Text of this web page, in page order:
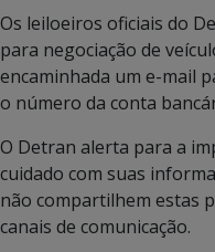
Os leiloeiros oficiais do
para negociação de
encaminhada um e-mail
o número da conta
O Detran alerta para a
cuidado com suas
não compartilhem estas
canais de comunicação.